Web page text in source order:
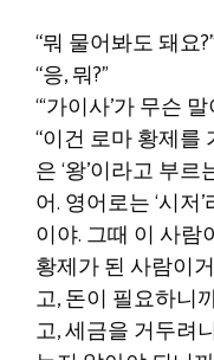
“뭐 물어봐도 돼요?”
“응, 뭐?”
“‘가이사’가 무슨
“이건 로마 황제를
은 ‘왕’이라고 부
어. 영어로는 ‘시저
이야. 그때 이 사
황제가 된 사람이
고, 돈이 필요하니
고, 세금을 거두려